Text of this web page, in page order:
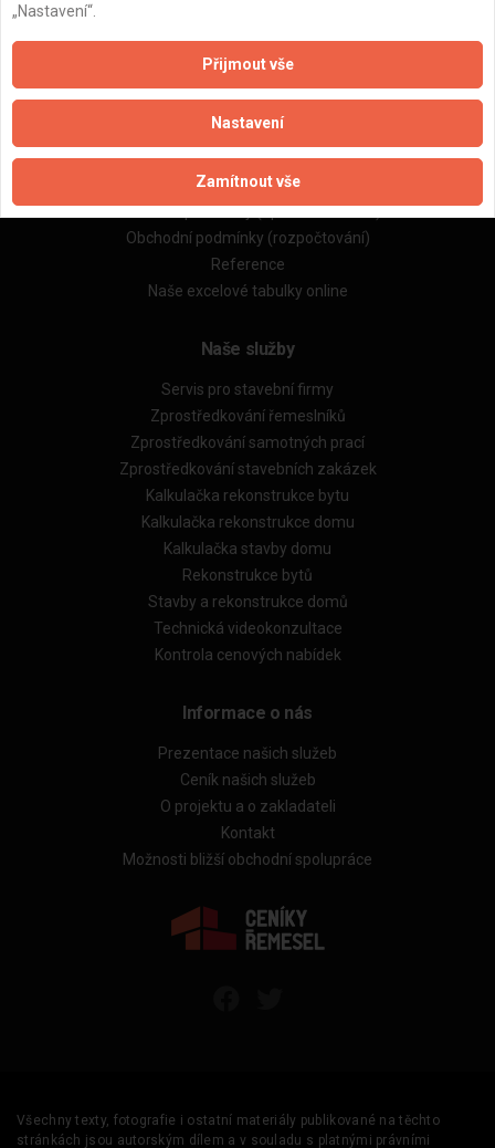
Důležité informace
Naše firmy a řemeslníci
Zpracování a ochrana osobních údajů
Zásady pro používání souborů cookie
Obchodní podmínky (zprostředkování)
Obchodní podmínky (rozpočtování)
Reference
Naše excelové tabulky online
Naše služby
Servis pro stavební firmy
Zprostředkování řemeslníků
Zprostředkování samotných prací
Zprostředkování stavebních zakázek
Kalkulačka rekonstrukce bytu
Kalkulačka rekonstrukce domu
Kalkulačka stavby domu
Rekonstrukce bytů
Stavby a rekonstrukce domů
Technická videokonzultace
Kontrola cenových nabídek
Informace o nás
Prezentace našich služeb
Ceník našich služeb
O projektu a o zakladateli
Kontakt
Možnosti bližší obchodní spolupráce
Všechny texty, fotografie i ostatní materiály publikované na těchto
stránkách jsou autorským dílem a v souladu s platnými právními
„Nastavení“.
Přijmout vše
Nastavení
Zamítnout vše